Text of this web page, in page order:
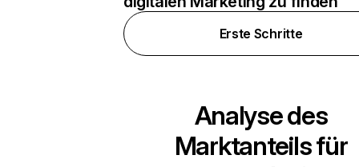
Erste Schritte
Analyse des
Marktanteils für